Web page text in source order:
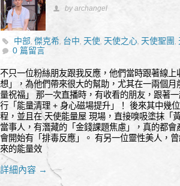
by archangel
中部,傑克希, 台中, 天使, 天使之心, 天使聖團 ,
福,能量,
0 篇留言
不只一位粉絲朋友跟我反應，他們當時跟著線
想」，為他們帶來很大的幫助，尤其在一兩個
量祝福」 那一次直播時，有收看的朋友，跟著
行「能量清理 + 身心磁場提升」！ 後來其中幾
程，並且在 天使能量屋 現場，直接嗅吸塗抹「
當事人，有潛藏的「金錢課題焦慮」，真的都
會開始有「排毒反應」。 有另一位靈性美人，
來的能量效
詳細內容 →